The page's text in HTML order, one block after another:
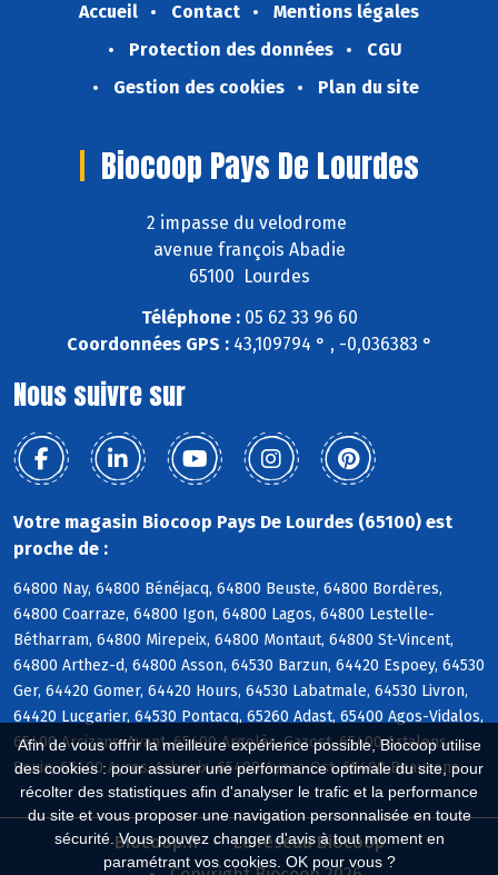
Afin de vous offrir la meilleure expérience possible, Biocoop utilise
des cookies : pour assurer une performance optimale du site, pour
récolter des statistiques afin d'analyser le trafic et la performance
du site et vous proposer une navigation personnalisée en toute
sécurité. Vous pouvez changer d'avis à tout moment en
paramétrant vos cookies. OK pour vous ?
Accueil Contact
Mentions légales
Protection des données
CGU
Gestion des cookies
Plan du site
Biocoop Pays De Lourdes
2 impasse du velodrome
avenue françois Abadie
65100 Lourdes
Téléphone :05 62 33 96 60
Coordonnées GPS :43,109794 ° , -0,036383 °
Nous suivre sur
Votre magasin Biocoop Pays De Lourdes (65100) est
proche de :
64800 Nay, 64800 Bénéjacq, 64800 Beuste, 64800 Bordères,
64800 Coarraze, 64800 Igon, 64800 Lagos, 64800 Lestelle-
Bétharram, 64800 Mirepeix, 64800 Montaut, 64800 St-Vincent,
64800 Arthez-d, 64800 Asson, 64530 Barzun, 64420 Espoey, 64530
Ger, 64420 Gomer, 64420 Hours, 64530 Labatmale, 64530 Livron,
64420 Lucgarier, 64530 Pontacq, 65260 Adast, 65400 Agos-Vidalos,
65400 Arcizans-Avant, 65400 Argelès-Gazost, 65400 Artalens-
Souin, 65400 Ayros-Arbouix, 65400 Ayzac-Ost, 65400 Beaucens
Biocoop.fr
Le réseau Biocoop